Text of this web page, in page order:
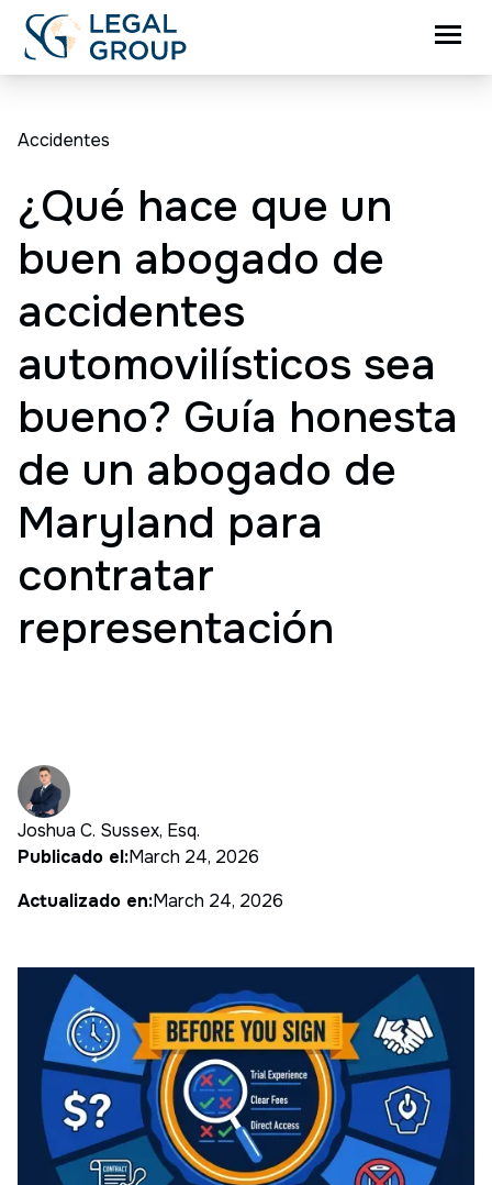
Accidentes
¿Qué hace que un
buen abogado de
accidentes
automovilísticos sea
bueno? Guía honesta
de un abogado de
Maryland para
contratar
representación
Joshua C. Sussex, Esq.
Publicado el:March 24, 2026
Actualizado en:March 24, 2026